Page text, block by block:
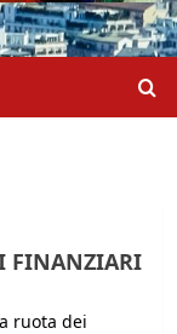
FINANZIARI
ruota dei